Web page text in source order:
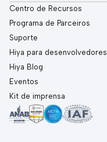
Centro de Recursos
Programa de Parceiros
Suporte
Hiya para desenvolvedores
Hiya Blog
Eventos
Kit de imprensa